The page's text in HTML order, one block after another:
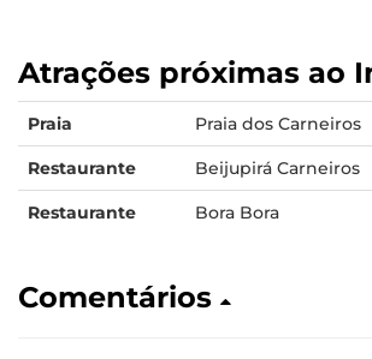
Atrações próximas ao
Praia Praia dos Carneiros
Restaurante Beijupirá Carneiros
Restaurante Bora Bora
Comentários